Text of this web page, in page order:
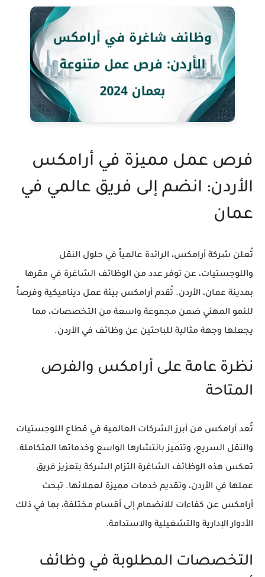
فرص عمل مميزة في أرامكس
الأردن: انضم إلى فريق عالمي في
عمان
تُعلن شركة أرامكس، الرائدة عالمياً في حلول النقل
واللوجستيات، عن توفر عدد من الوظائف الشاغرة في مقرها
بمدينة عمان، الأردن. تُقدم أرامكس بيئة عمل ديناميكية وفرصاً
للنمو المهني ضمن مجموعة واسعة من التخصصات، مما
يجعلها وجهة مثالية للباحثين عن وظائف في الأردن.
نظرة عامة على أرامكس والفرص
المتاحة
تُعد أرامكس من أبرز الشركات العالمية في قطاع اللوجستيات
والنقل السريع، وتتميز بانتشارها الواسع وخدماتها المتكاملة.
تعكس هذه الوظائف الشاغرة التزام الشركة بتعزيز فريق
عملها في الأردن، وتقديم خدمات مميزة لعملائها. تبحث
أرامكس عن كفاءات للانضمام إلى أقسام مختلفة، بما في ذلك
الأدوار الإدارية والتشغيلية والاستدامة.
التخصصات المطلوبة في وظائف